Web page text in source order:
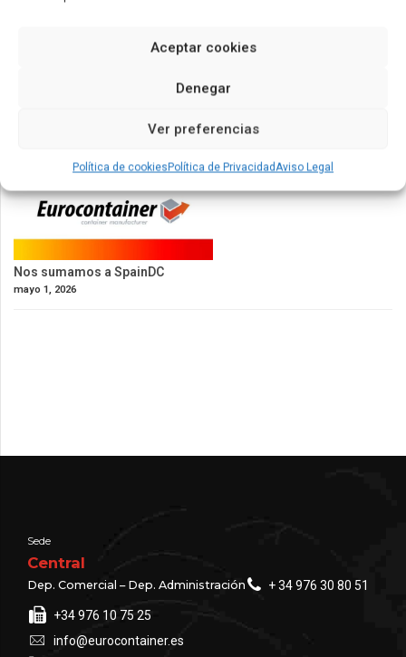
Aceptar cookies
Denegar
Ver preferencias
Política de cookiesPolítica de PrivacidadAviso Legal
Nos sumamos a SpainDC
mayo 1, 2026
Sede
Central
Dep. Comercial – Dep. Administración + 34 976 30 80 51
+34 976 10 75 25
info@eurocontainer.es